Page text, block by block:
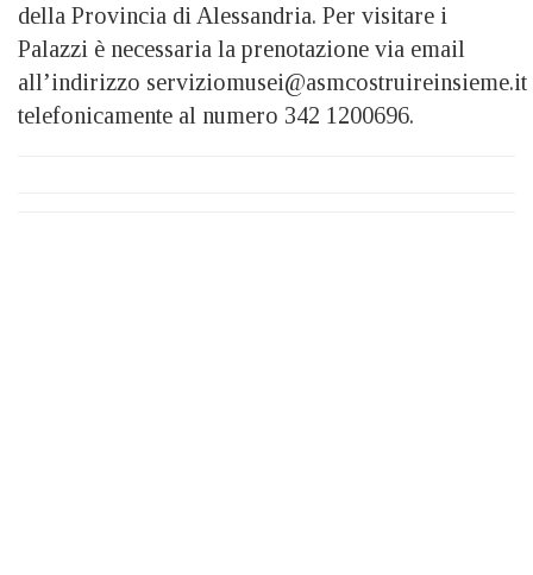
della Provincia di Alessandria. Per visitare i
Palazzi è necessaria la prenotazione via email
all’indirizzo serviziomusei@asmcostruireinsieme.it
telefonicamente al numero 342 1200696.